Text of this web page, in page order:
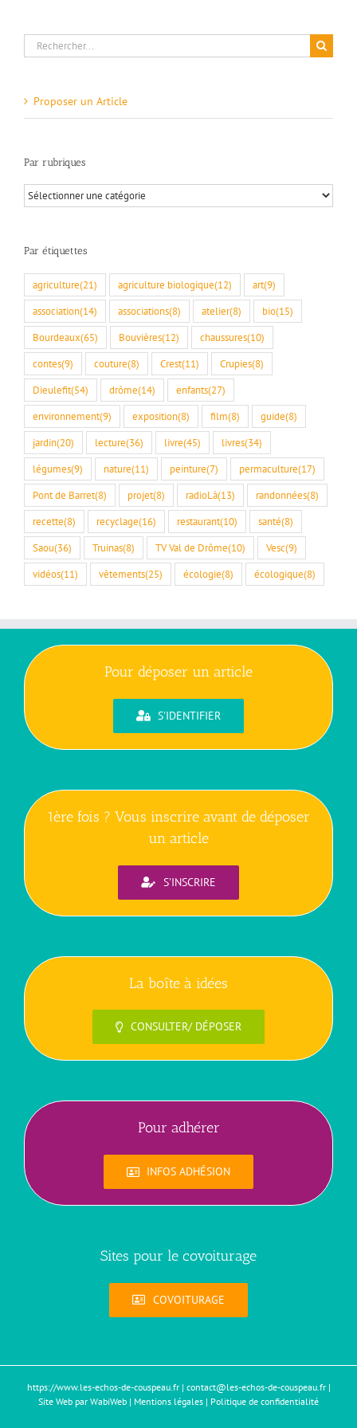
Rechercher:
Proposer un Article
Par rubriques
Par
rubriques
Par étiquettes
agriculture(21) agriculture biologique(12) art(9)
association(14) associations(8) atelier(8) bio(15)
Bourdeaux(65) Bouvières(12) chaussures(10)
contes(9) couture(8) Crest(11) Crupies(8)
Dieulefit(54) drôme(14) enfants(27)
environnement(9) exposition(8) film(8) guide(8)
jardin(20) lecture(36) livre(45) livres(34)
légumes(9) nature(11) peinture(7) permaculture(17)
Pont de Barret(8) projet(8) radioLà(13) randonnées(8)
recette(8) recyclage(16) restaurant(10) santé(8)
Saou(36) Truinas(8) TV Val de Drôme(10) Vesc(9)
vidéos(11) vêtements(25) écologie(8) écologique(8)
Pour déposer un article
S'IDENTIFIER
1ère fois ? Vous inscrire avant de déposer
un article
S'INSCRIRE
La boîte à idées
CONSULTER/ DÉPOSER
Pour adhérer
INFOS ADHÉSION
Sites pour le covoiturage
COVOITURAGE
https://www.les-echos-de-couspeau.fr| contact@les-echos-de-couspeau.fr|
Site Web par WabiWeb | Mentions légales | Politique de confidentialité